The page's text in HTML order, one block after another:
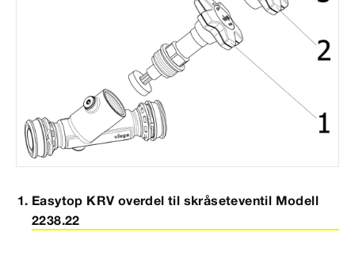
Easytop KRV overdel til skråseteventil Modell
2238.22